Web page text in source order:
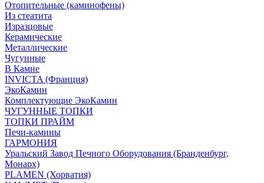
Отопительные (каминофены)
Из стеатита
Изразцовые
Керамические
Металлические
Чугунные
В Камне
INVICTA (Франция)
ЭкоКамин
Комплектующие ЭкоКамин
ЧУГУННЫЕ ТОПКИ
ТОПКИ ПРАЙМ
Печи-камины
ГАРМОНИЯ
Уральский Завод Печного Оборудования (Бранденбург,
Монарх)
PLAMEN (Хорватия)